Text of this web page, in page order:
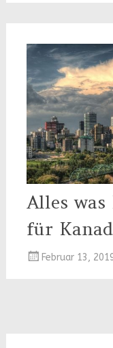
Alles
für
Februar 13,